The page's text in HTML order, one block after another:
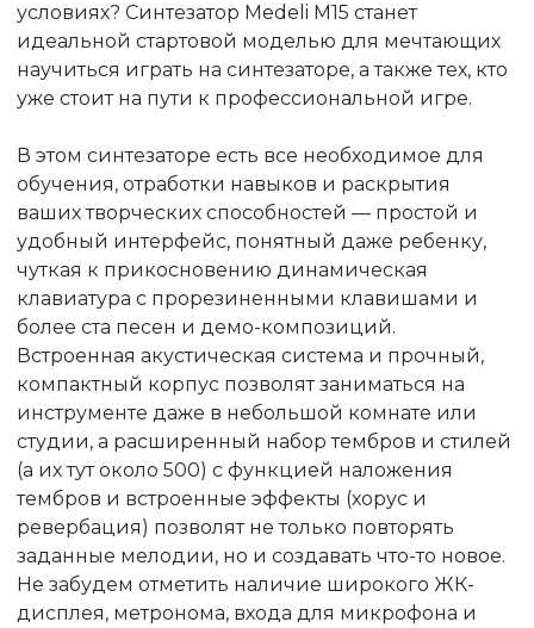
условиях? Синтезатор Medeli М15 станет
идеальной стартовой моделью для мечтающих
научиться играть на синтезаторе, а также тех, кто
уже стоит на пути к профессиональной игре.
В этом синтезаторе есть все необходимое для
обучения, отработки навыков и раскрытия
ваших творческих способностей — простой и
удобный интерфейс, понятный даже ребенку,
чуткая к прикосновению динамическая
клавиатура с прорезиненными клавишами и
более ста песен и демо-композиций.
Встроенная акустическая система и прочный,
компактный корпус позволят заниматься на
инструменте даже в небольшой комнате или
студии, а расширенный набор тембров и стилей
(а их тут около 500) с функцией наложения
тембров и встроенные эффекты (хорус и
ревербация) позволят не только повторять
заданные мелодии, но и создавать что-то новое.
Не забудем отметить наличие широкого ЖК-
дисплея, метронома, входа для микрофона и